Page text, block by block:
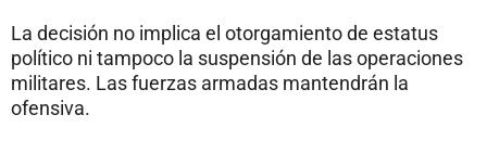
La decisión no implica el otorgamiento de estatus
político ni tampoco la suspensión de las operaciones
militares. Las fuerzas armadas mantendrán la
ofensiva.